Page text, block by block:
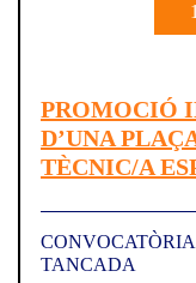
PROMOCIÓ
D’UNA
TÈCNIC/A
CONVOCATÒRIA
TANCADA